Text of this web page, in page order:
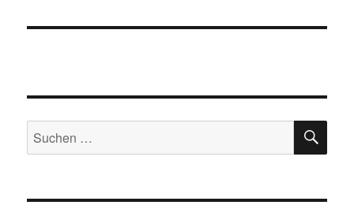
Suchen
nach: